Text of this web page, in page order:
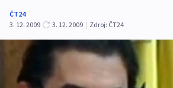
ČT24
3. 12. 2009
3. 12. 2009 | Zdroj: ČT24